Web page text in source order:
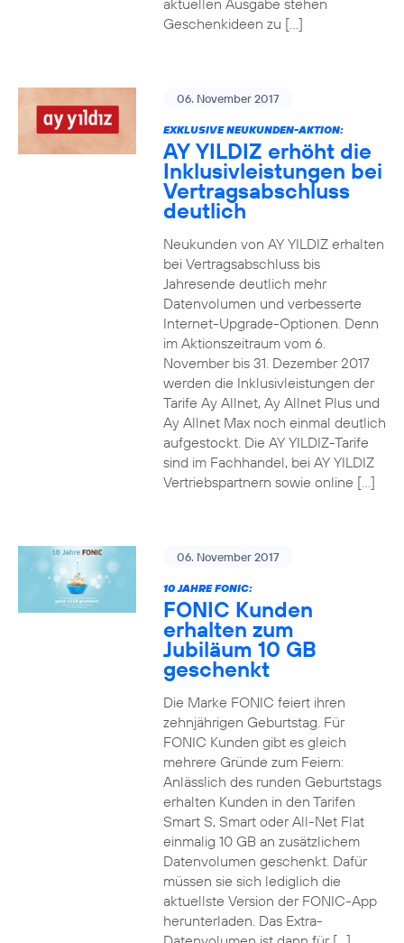
aktuellen Ausgabe stehen
Geschenkideen zu […]
06. November 2017
EXKLUSIVE NEUKUNDEN-AKTION:
AY YILDIZ erhöht die
Inklusivleistungen bei
Vertragsabschluss
deutlich
Neukunden von AY YILDIZ erhalten
bei Vertragsabschluss bis
Jahresende deutlich mehr
Datenvolumen und verbesserte
Internet-Upgrade-Optionen. Denn
im Aktionszeitraum vom 6.
November bis 31. Dezember 2017
werden die Inklusivleistungen der
Tarife Ay Allnet, Ay Allnet Plus und
Ay Allnet Max noch einmal deutlich
aufgestockt. Die AY YILDIZ-Tarife
sind im Fachhandel, bei AY YILDIZ
Vertriebspartnern sowie online […]
06. November 2017
10 JAHRE FONIC:
FONIC Kunden
erhalten zum
Jubiläum 10 GB
geschenkt
Die Marke FONIC feiert ihren
zehnjährigen Geburtstag. Für
FONIC Kunden gibt es gleich
mehrere Gründe zum Feiern:
Anlässlich des runden Geburtstags
erhalten Kunden in den Tarifen
Smart S, Smart oder All-Net Flat
einmalig 10 GB an zusätzlichem
Datenvolumen geschenkt. Dafür
müssen sie sich lediglich die
aktuellste Version der FONIC-App
herunterladen. Das Extra-